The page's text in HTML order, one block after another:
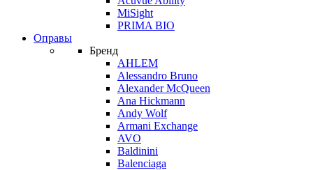
MiSight
PRIMA BIO
Оправы
Бренд
AHLEM
Alessandro Bruno
Alexander McQueen
Ana Hickmann
Andy Wolf
Armani Exchange
AVO
Baldinini
Balenciaga